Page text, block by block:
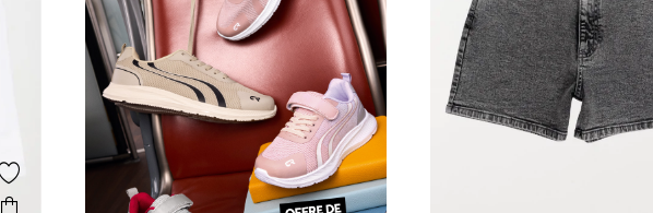
Ajouter aux favoris
Aperçu rapide